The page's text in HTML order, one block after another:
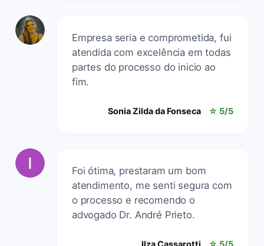
Empresa seria e comprometida, fui
atendida com excelência em todas
partes do processo do inicio ao
fim.
Sonia Zilda da Fonseca ☆ 5/5
Foi ótima, prestaram um bom
atendimento, me senti segura com
o processo e recomendo o
advogado Dr. André Prieto.
Ilza Cassarotti ☆ 5/5